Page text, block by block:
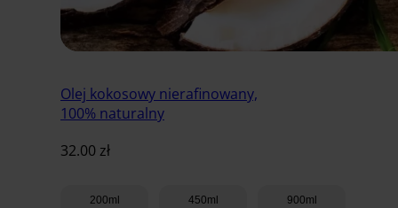
Olej kokosowy nierafinowany,
100% naturalny
32.00 zł
200ml 450ml 900ml